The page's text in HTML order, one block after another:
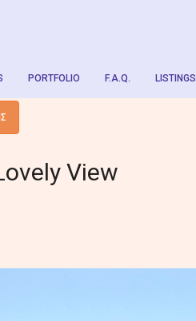
PORTFOLIO F.A.Q. LISTINGS
View